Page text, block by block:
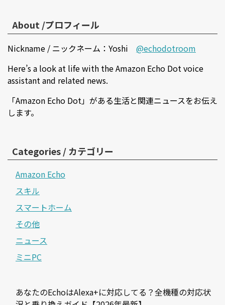
About /プロフィール
Nickname / ニックネーム：Yoshi @echodotroom
Here’s a look at life with the Amazon Echo Dot voice
assistant and related news.
「Amazon Echo Dot」がある生活と関連ニュースをお伝え
します。
Categories / カテゴリー
Amazon Echo
スキル
スマートホーム
その他
ニュース
ミニPC
あなたのEchoはAlexa+に対応してる？全機種の対応状